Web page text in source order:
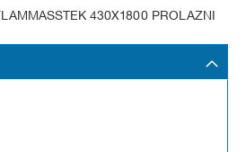
430X1800 PROLAZNI